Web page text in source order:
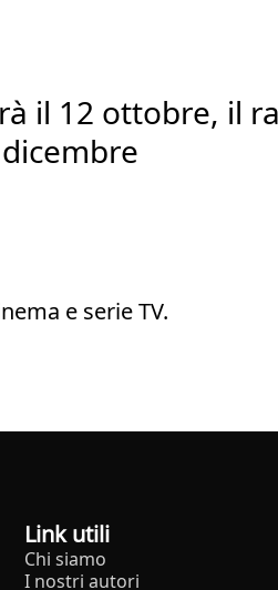
il 12 ottobre, il
e serie TV.
Link utili
Chi siamo
I nostri autori